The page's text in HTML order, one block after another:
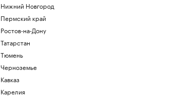
Нижний Новгород
Пермский край
Ростов-на-Дону
Татарстан
Тюмень
Черноземье
Кавказ
Карелия